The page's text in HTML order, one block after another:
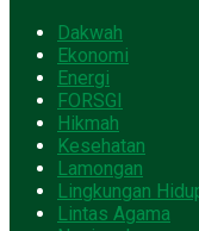
Dakwah
Ekonomi
Energi
FORSGI
Hikmah
Kesehatan
Lamongan
Lingkungan
Lintas Agama